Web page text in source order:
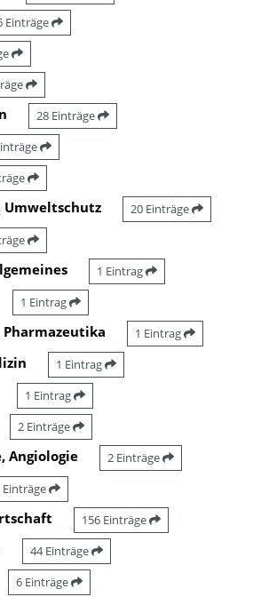
Einträge
28 Einträge
Umweltschutz 20 Einträge
1 Eintrag
1 Eintrag
Pharmazeutika 1 Eintrag
1 Eintrag
1 Eintrag
2 Einträge
Angiologie 2 Einträge
Einträge
156 Einträge
44 Einträge
6 Einträge